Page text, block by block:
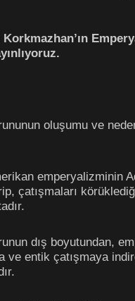
oluşumu ve
emperyalizminin
çatışmaları
dış boyutundan,
ve entik çatışmaya